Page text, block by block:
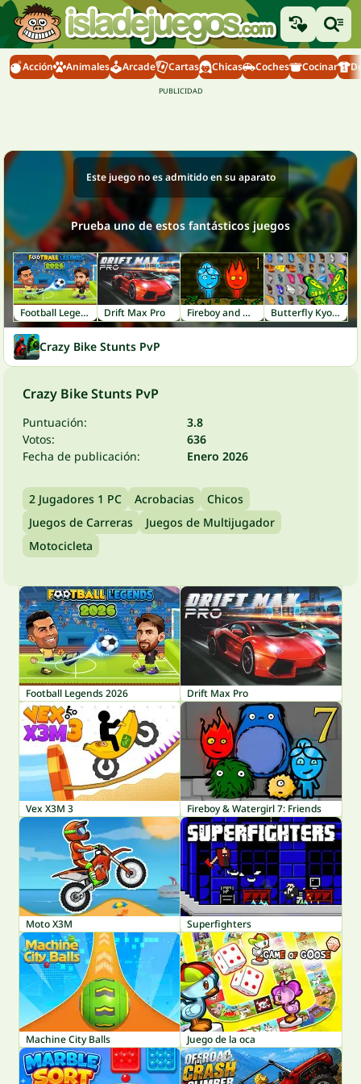
Acción Animales Arcade Cartas Chicas Coches Cocinar
Este juego no es admitido en su aparato
Prueba uno de estos fantásticos juegos
Football Legends 2026 Drift Max Pro Fireboy and Watergirl 1: Forest Temple Butterfly Kyodai
Crazy Bike Stunts PvP
Crazy Bike Stunts PvP
Puntuación:
3.8
Votos:
636
Fecha de publicación:
Enero 2026
2 Jugadores 1 PC Acrobacias
Chicos
Juegos de Carreras
Juegos de Multijugador
Motocicleta
Football Legends 2026 Drift Max Pro
Vex X3M 3 Fireboy & Watergirl 7: Friends
Moto X3M Superfighters
Machine City Balls Juego de la oca